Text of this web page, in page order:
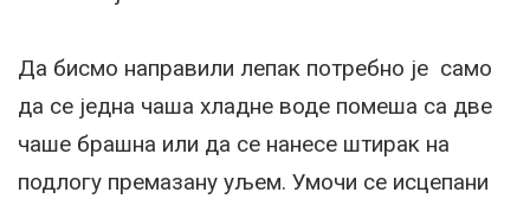
Да бисмо направили лепак потребно је само
да се једна чаша хладне воде помеша са две
чаше брашна или да се нанесе штирак на
подлогу премазану уљем. Умочи се исцепани